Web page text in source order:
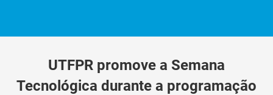
UTFPR promove a Semana
Tecnológica durante a programação